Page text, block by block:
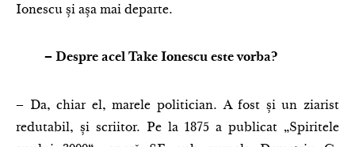
Ionescu și așa mai departe.
– Despre acel Take Ionescu este vorba?
– Da, chiar el, marele politician. A fost și un ziarist
redutabil, și scriitor. Pe la 1875 a publicat „Spiritele